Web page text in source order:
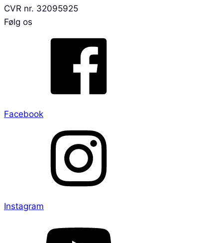
CVR nr. 32095925
Følg os
Facebook
Instagram